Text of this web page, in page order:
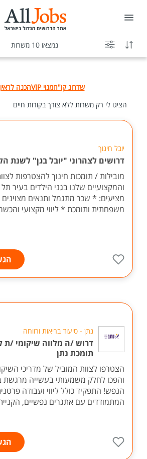
נמצאו 10 משרות
שדרוג קו"חמנוי VIP הכנה
הציגו לי רק משרות ללא צורך בקורות חיים
יובל חינוך
דרושים לצהרוני "יובל בגן" לשנת
מובילות / תומכות חינוך להצטרפות
והמקצועיים שלנו בגני הילדים בעיר
מציעים: * שכר מתגמל ותנאים
משפחתית ותומכת * ליווי מקצועי
נתן - סיעוד בריאות ורווחה
דרוש /ה מלווה שיקומי /ת
תומכת נתן
הצטרפו לצוות המוביל של מדריכי
והפכו לחלק משמעותי בעשייה מרגשת
הנפש! התפקיד כולל ליווי ועבודה
המתמודדים עם אתגרים נפשיים,